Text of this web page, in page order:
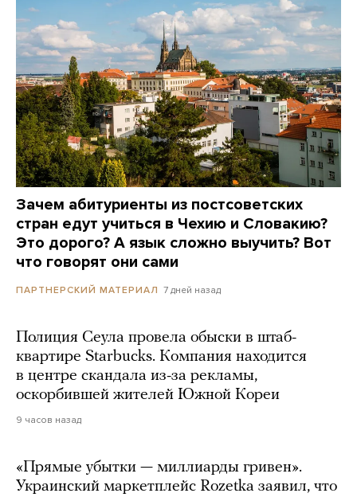
Зачем абитуриенты из постсоветских
стран едут учиться в Чехию и Словакию?
Это дорого? А язык сложно выучить? Вот
что говорят они сами
ПАРТНЕРСКИЙ МАТЕРИАЛ 7 дней назад
Полиция Сеула провела обыски в штаб-
квартире Starbucks. Компания находится
в центре скандала из-за рекламы,
оскорбившей жителей Южной Кореи
9 часов назад
«Прямые убытки — миллиарды гривен».
Украинский маркетплейс Rozetka заявил, что